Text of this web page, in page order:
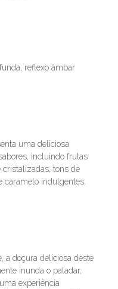
reflexo âmbar
uma deliciosa
incluindo frutas
tons de
caramelo indulgentes.
a doçura deliciosa deste
inunda o paladar,
experiência